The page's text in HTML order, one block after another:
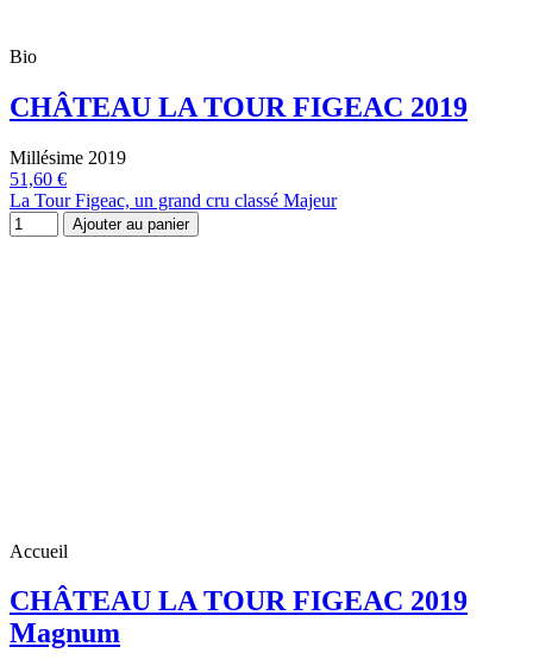
Bio
CHÂTEAU LA TOUR FIGEAC 2019
Millésime 2019
51,60 €
La Tour Figeac, un grand cru classé Majeur
Ajouter au panier
Accueil
CHÂTEAU LA TOUR FIGEAC 2019
Magnum